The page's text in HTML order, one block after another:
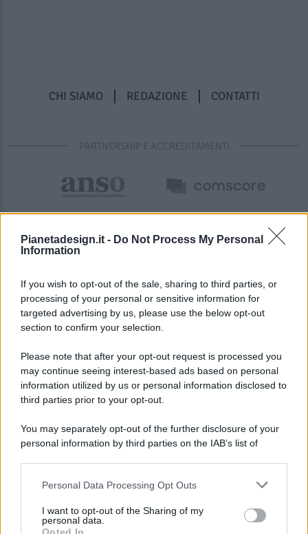
Pianetadesign.it - Do Not Process My Personal
Information
If you wish to opt-out of the sale, sharing to third parties, or
processing of your personal or sensitive information for
targeted advertising by us, please use the below opt-out
section to confirm your selection.
Please note that after your opt-out request is processed you
may continue seeing interest-based ads based on personal
information utilized by us or personal information disclosed to
third parties prior to your opt-out.
You may separately opt-out of the further disclosure of your
personal information by third parties on the IAB’s list of
This information may also be disclosed by us to third parties
disclose it to other third parties.
Personal Data Processing Opt Outs
I want to opt-out of the Sharing of my
personal data.
CHI SIAMO REDAZIONE CONTATTI
PARTNERSHIP E ACCREDITAMENTI
© 2026 - Pianeta Design - P.IVA 04827280654 - Testata
Registrata Al Tribunale Di Nocera Inferiore N. 8/2020 - RG N.
ISCRIZIONE AL ROC N. 35792 – ISCRITTA ALL’ANSO
(ASSOCIAZIONE NAZIONALE STAMPA ONLINE)
PREFERENZE PRIVACY